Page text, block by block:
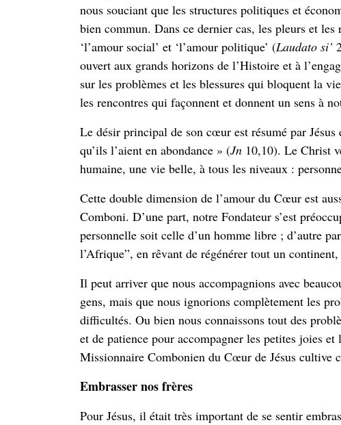
nous souciant que les structures politiques et
bien commun. Dans ce dernier cas, les pleurs et les
‘l’amour social’ et ‘l’amour politique’ (Laudato si’
ouvert aux grands horizons de l’Histoire et à
sur les problèmes et les blessures qui bloquent la
les rencontres qui façonnent et donnent un sens à
Le désir principal de son cœur est résumé par
qu’ils l’aient en abondance » (Jn 10,10). Le Christ
humaine, une vie belle, à tous les niveaux :
Cette double dimension de l’amour du Cœur est
Comboni. D’une part, notre Fondateur s’est
personnelle soit celle d’un homme libre ; d’autre
l’Afrique”, en rêvant de régénérer tout un
Il peut arriver que nous accompagnions avec
gens, mais que nous ignorions complètement les
difficultés. Ou bien nous connaissons tout des
et de patience pour accompagner les petites joies
Missionnaire Combonien du Cœur de Jésus cultive
Embrasser nos frères
Pour Jésus, il était très important de se sentir